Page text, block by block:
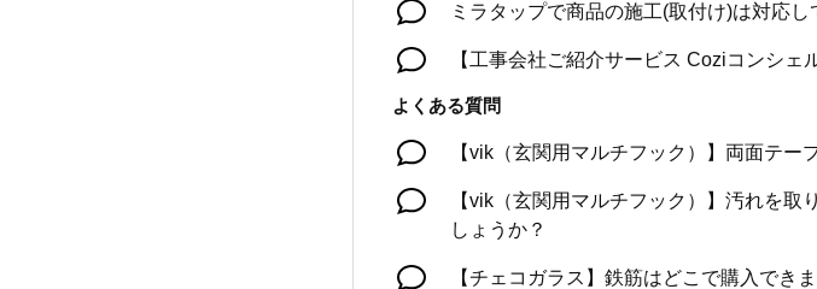
ミラタップで商品の施工(取付け)は対応し
【工事会社ご紹介サービス Coziコンシ
よくある質問
【vik（玄関用マルチフック）】両面テー
【vik（玄関用マルチフック）】汚れを
しょうか？
【チェコガラス】鉄筋はどこで購入でき